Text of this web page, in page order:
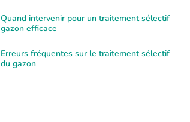
Quand intervenir pour un traitement sélectif
gazon efficace
Erreurs fréquentes sur le traitement sélectif
du gazon